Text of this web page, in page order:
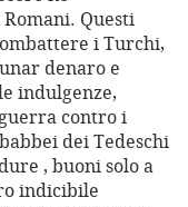
Questi
i Turchi,
denaro e
indulgenze,
contro i
dei Tedeschi
, buoni solo a
indicibile